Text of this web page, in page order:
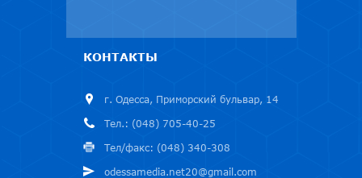
КОНТАКТЫ
г. Одесса, Приморский бульвар, 14
Тел.: (048) 705-40-25
Тел/факс: (048) 340-308
odessamedia.net20@gmail.com